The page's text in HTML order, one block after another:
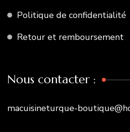
Politique de confidentialité
Retour et remboursement
Nous contacter :
macuisineturque-